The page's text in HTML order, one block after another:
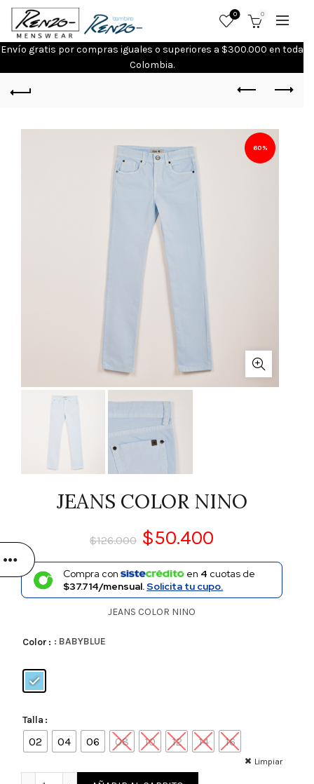
0 0
Envío gratis por compras iguales o superiores a $300.000 en toda
Colombia.
60%
JEANS COLOR NINO
$126.000 $50.400
Compra con en 4 cuotas de
$37.714/mensual.Solicita tu cupo.
JEANS COLOR NINO
Color : BABYBLUE
Talla
02 04 06 08 10 12 14 16
Limpiar
JEANS COLOR NINO cantidad